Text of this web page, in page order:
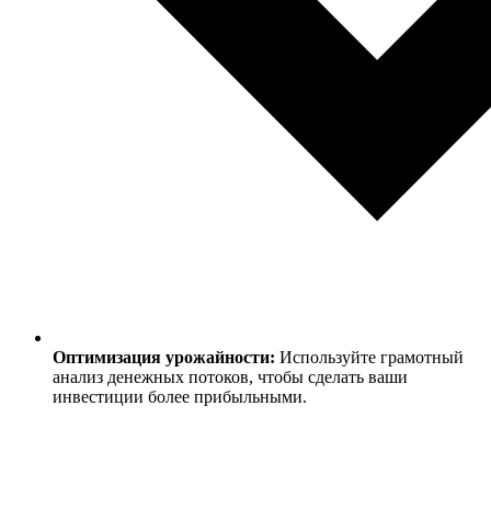
Оптимизация урожайности: Используйте грамотный
анализ денежных потоков, чтобы сделать ваши
инвестиции более прибыльными.